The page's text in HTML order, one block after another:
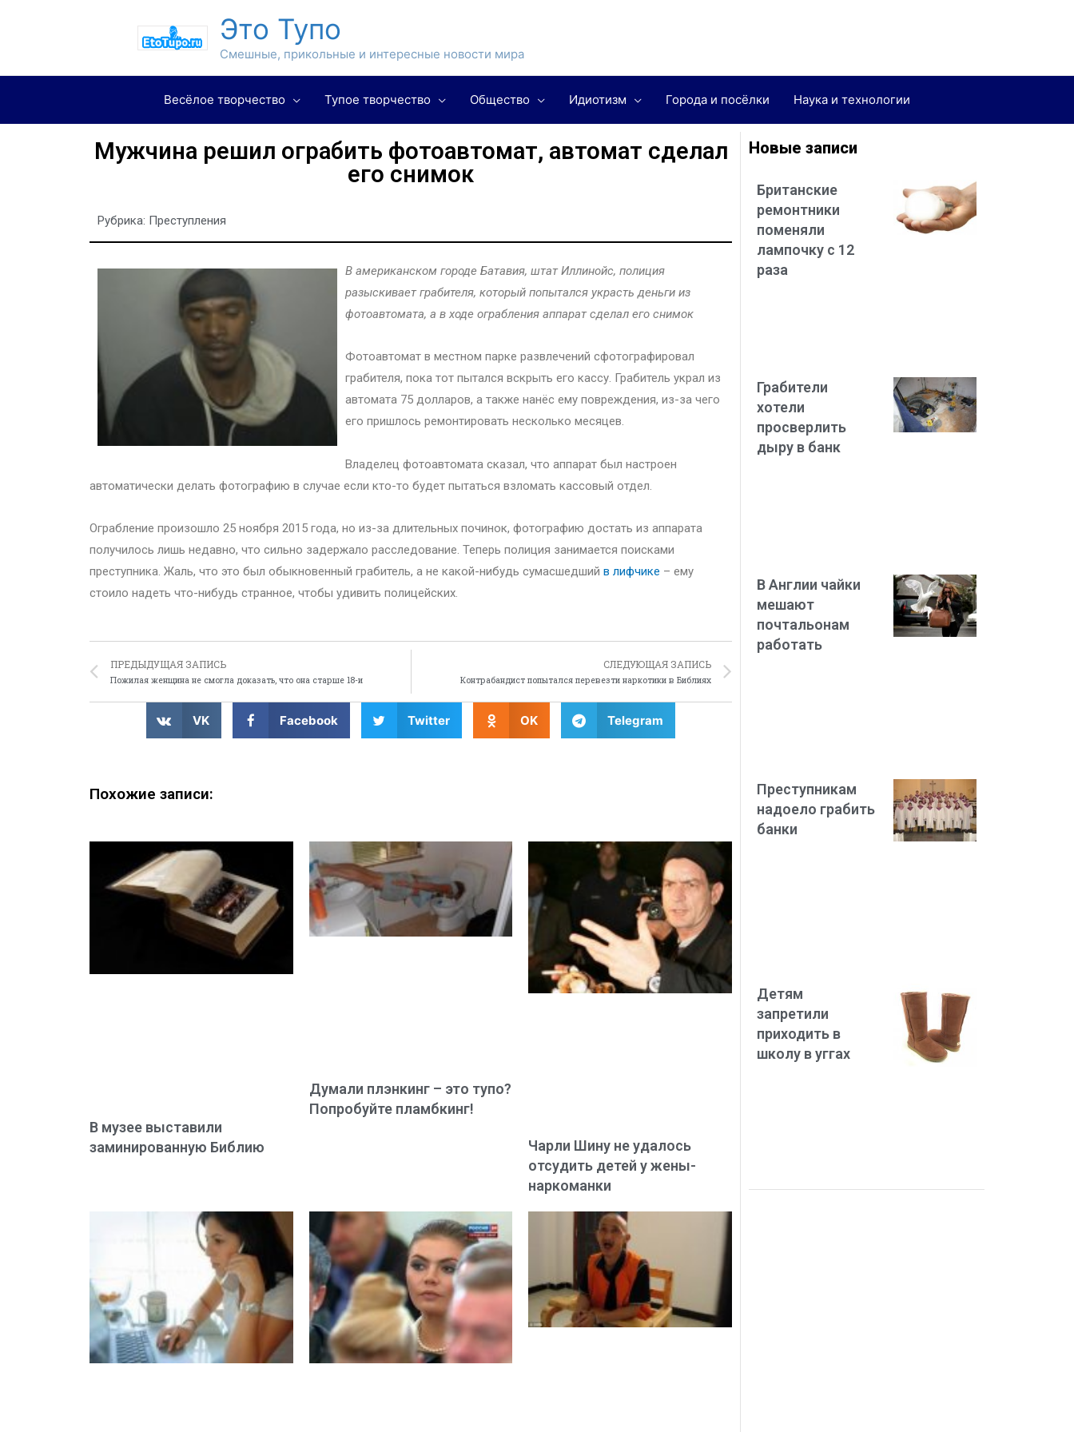
Это Тупо
Смешные, прикольные и интересные новости мира
Весёлое творчество Тупое творчество Общество Идиотизм Города и посёлки Наука и технологии
Мужчина решил ограбить фотоавтомат, автомат сделал
его снимок
Рубрика: Преступления
В американском городе Батавия, штат Иллинойс, полиция
разыскивает грабителя, который попытался украсть деньги из
фотоавтомата, а в ходе ограбления аппарат сделал его снимок
Фотоавтомат в местном парке развлечений сфотографировал
грабителя, пока тот пытался вскрыть его кассу. Грабитель украл из
автомата 75 долларов, а также нанёс ему повреждения, из-за чего
его пришлось ремонтировать несколько месяцев.
Владелец фотоавтомата сказал, что аппарат был настроен
автоматически делать фотографию в случае если кто-то будет пытаться взломать кассовый отдел.
Ограбление произошло 25 ноября 2015 года, но из-за длительных починок, фотографию достать из аппарата
получилось лишь недавно, что сильно задержало расследование. Теперь полиция занимается поисками
преступника. Жаль, что это был обыкновенный грабитель, а не какой-нибудь сумасшедший в лифчике – ему
стоило надеть что-нибудь странное, чтобы удивить полицейских.
ПРЕДЫДУЩАЯ ЗАПИСЬ
Пожилая женщина не смогла доказать, что она старше 18-и
СЛЕДУЮЩАЯ ЗАПИСЬ
Контрабандист попытался перевезти наркотики в Библиях
VK Facebook Twitter OK Telegram
Похожие записи:
В музее выставили
заминированную Библию
Думали плэнкинг – это тупо?
Попробуйте пламбкинг!
Чарли Шину не удалось
отсудить детей у жены-
наркоманки
Новые записи
Британские
ремонтники
поменяли
лампочку с 12
раза
Грабители
хотели
просверлить
дыру в банк
В Англии чайки
мешают
почтальонам
работать
Преступникам
надоело грабить
банки
Детям
запретили
приходить в
школу в уггах